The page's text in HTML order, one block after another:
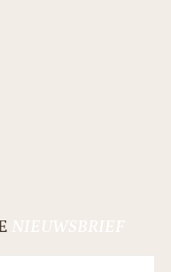
NIEUWSBRIEF